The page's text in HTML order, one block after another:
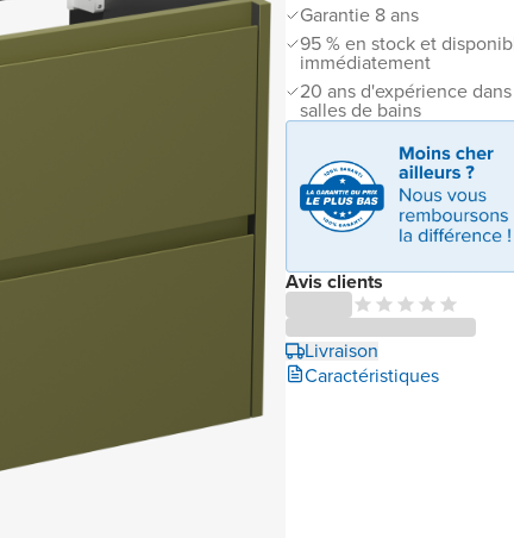
Garantie 8 ans
95 % en stock et
immédiatement
20 ans d'expérience
salles de bains
Avis clients
Livraison
Caractéristiques